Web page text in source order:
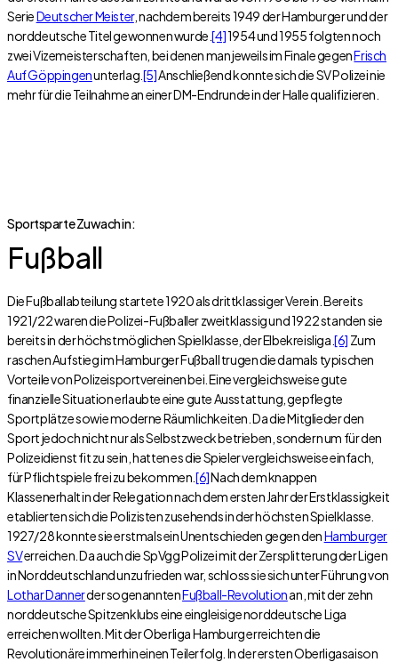
SerieDeutscher Meister, nachdem bereits 1949 der Hamburger und der
norddeutsche Titel gewonnen wurde.[4]1954 und 1955 folgten noch
zwei Vizemeisterschaften, bei denen man jeweils im Finale gegenFrisch
Auf Göppingenunterlag. [5]Anschließend konnte sich die SV Polizei nie
mehr für die Teilnahme an einer DM-Endrunde in der Halle qualifizieren.
Sportsparte Zuwach in:
Fußball
Die Fußballabteilung startete 1920 als drittklassiger Verein. Bereits
1921/22 waren die Polizei-Fußballer zweitklassig und 1922 standen sie
bereits in der höchstmöglichen Spielklasse, der Elbekreisliga.[6] Zum
raschen Aufstieg im Hamburger Fußball trugen die damals typischen
Vorteile von Polizeisportvereinen bei. Eine vergleichsweise gute
finanzielle Situation erlaubte eine gute Ausstattung, gepflegte
Sportplätze sowie moderne Räumlichkeiten. Da die Mitglieder den
Sport jedoch nicht nur als Selbstzweck betrieben, sondern um für den
Polizeidienst fit zu sein, hatten es die Spieler vergleichsweise einfach,
für Pflichtspiele frei zu bekommen.[6]Nach dem knappen
Klassenerhalt in der Relegation nach dem ersten Jahr der Erstklassigkeit
etablierten sich die Polizisten zusehends in der höchsten Spielklasse.
1927/28 konnte sie erstmals ein Unentschieden gegen denHamburger
SVerreichen. Da auch die SpVgg Polizei mit der Zersplitterung der Ligen
in Norddeutschland unzufrieden war, schloss sie sich unter Führung von
Lothar Dannerder sogenanntenFußball-Revolutionan, mit der zehn
norddeutsche Spitzenklubs eine eingleisige norddeutsche Liga
erreichen wollten. Mit der Oberliga Hamburg erreichten die
Revolutionäre immerhin einen Teilerfolg. In der ersten Oberligasaison